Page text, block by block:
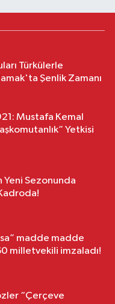
Türkülerle
Şenlik Zamanı
Mustafa Kemal
Yetkisi
Yeni Sezonunda
madde madde
milletvekili imzaladı!
“Çerçeve